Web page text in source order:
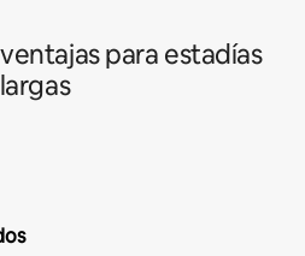
para estadías
largas